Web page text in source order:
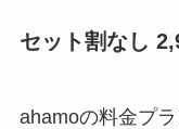
セット割なし
ahamoの料金プ